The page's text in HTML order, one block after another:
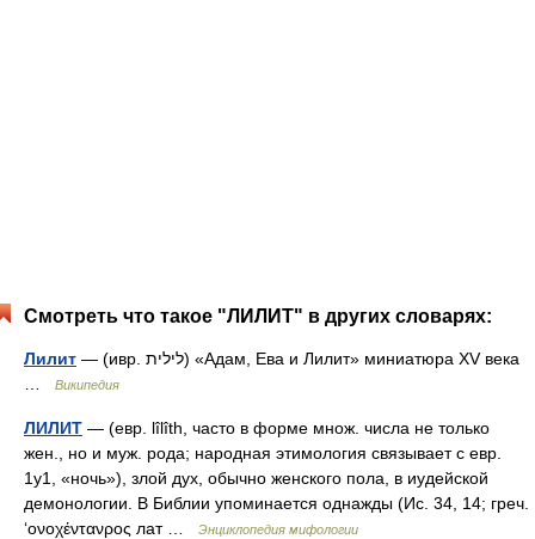
Смотреть что такое "ЛИЛИТ" в других словарях:
Лилит — (ивр. לילית‎) «Адам, Ева и Лилит» миниатюра XV века
Википедия
ЛИЛИТ — (евр. lîlîth, часто в форме множ. числа не только
жен., но и муж. рода; народная этимология связывает с евр.
1у1, «ночь»), злой дух, обычно женского пола, в иудейской
демонологии. В Библии упоминается однажды (Ис. 34, 14; греч.
‘ονοχέντανρος лат …
Энциклопедия мифологии